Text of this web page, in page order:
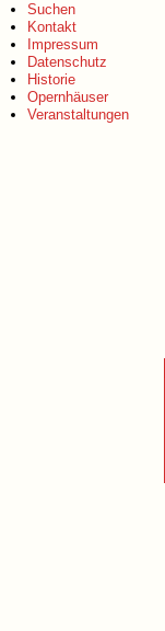
Suchen
Kontakt
Impressum
Datenschutz
Historie
Opernhäuser
Veranstaltungen